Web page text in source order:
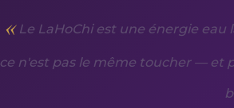
Le LaHoChi est une énergie
ce n'est pas le même toucher — et